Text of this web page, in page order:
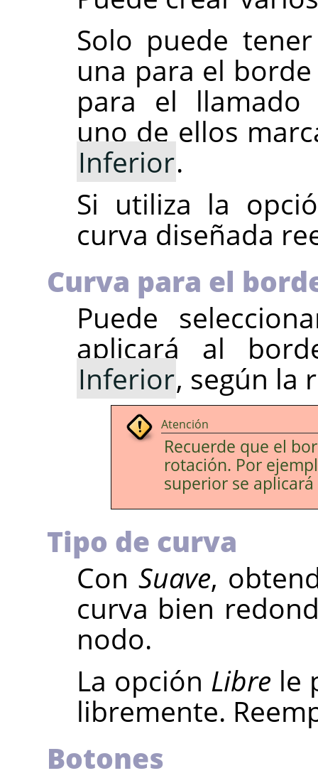
Solo puede
una para el
para el
uno de ellos
Inferior.
Si utiliza la
curva diseñada
Curva para el
Puede
aplicará al
Inferior, según la
Atención
Recuerde que el
rotación. Por
superior se
Tipo de curva
Con Suave,
curva bien
nodo.
La opción Libre le
libremente.
Botones